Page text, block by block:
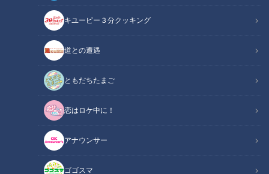
キユーピー３分クッキング
道との遭遇
ともだちたまご
恋はロケ中に！
アナウンサー
ゴゴスマ
鶴瓶のスジナシ
「鶴瓶のスジナシ」動画
【2000年8月4日初回放送】
今回のゲストはイッセー尾形。舞台の設定は『玄関で男２人』
スタジオには絵画や壷などが飾られている屋敷の玄関が作られ
た。イッセー尾形は上がり框に座り、鶴瓶は壁に掛かっている
絵画を眺めているところからスタートした。